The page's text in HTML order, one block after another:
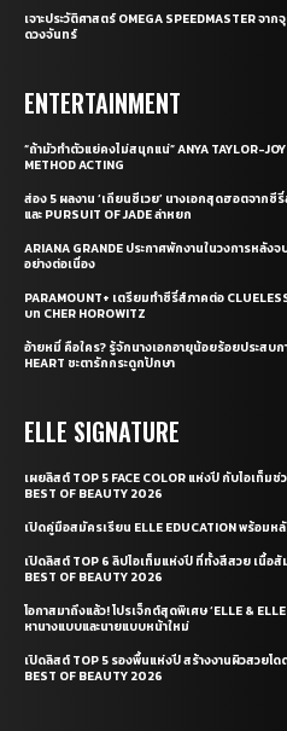
เจาะประวัติศาสตร์ OMEGA SPEEDMASTER จ
ดวงจันทร์
ENTERTAINMENT
“ถ้ามัวทำตัวแย่คงไม่สนุกแน่” ANYA TAYLOR-
METHOD ACTING
ส่อง 5 ผลงาน ‘เถียนซีเวย’ นางเอกสุดฮอตจากซี
และ PURSUIT OF JADE ล่าหยก
ARIANA GRANDE ประกาศพักงานในวงการหลัง
อย่างต่อเนื่อง
PARAMOUNT+ เตรียมทำซีรี่ส์ภาคต่อ
บท CHER HOROWITZ
อ้ายหมี่ คือใคร? รู้จักนางเอกอายุน้อยร้อยประสบก
HEART ชะตารักกระดูกปักษา
ELLE SIGNATURE
เผยลิสต์ TOP 5 FACE COLOR แห่งปี กับไอเท็ม
BEST OF BEAUTY 2026
เปิดคู่มือสมัครเรียน ELLE EDUCATION พร้อม
เปิดลิสต์ TOP 6 ลิปไอเท็มแห่งปี ที่ทั้งสีสวย เนื้อสั
BEST OF BEAUTY 2026
โอกาสมาถึงแล้ว! โปรเจ็กต์สุดพิเศษ ‘ELLE & ELLE
หานางแบบและนายแบบหน้าใหม่
เปิดลิสต์ TOP 5 รองพื้นแห่งปี สร้างงานผิวสวยโ
BEST OF BEAUTY 2026